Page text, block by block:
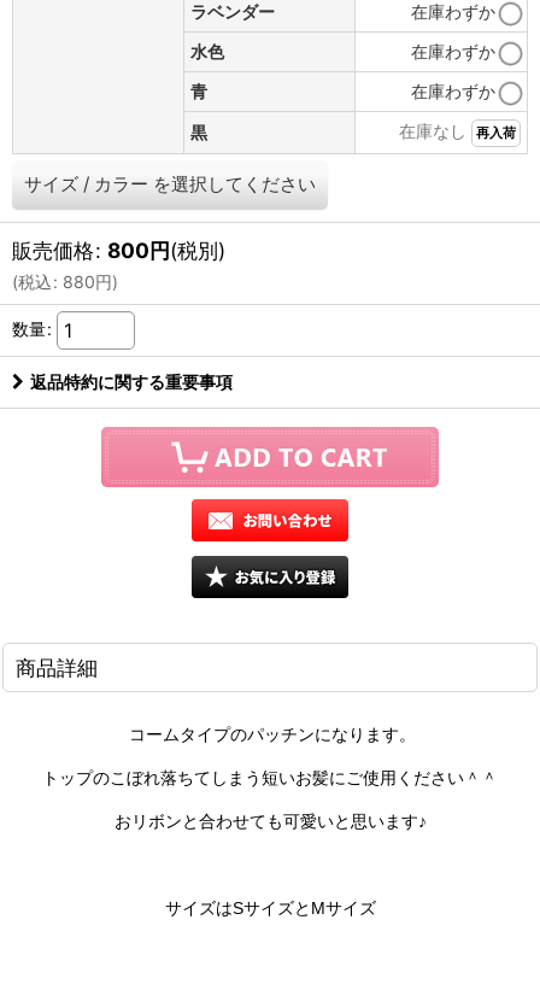
ラベンダー
在庫わずか
水色
在庫わずか
青
在庫わずか
黒
在庫なし 再入荷
サイズ / カラー を選択してください
販売価格: 800円(税別)
(税込: 880円)
数量:
返品特約に関する重要事項
商品詳細
コームタイプのパッチンになります。
トップのこぼれ落ちてしまう短いお髪にご使用ください＾＾
おリボンと合わせても可愛いと思います♪
サイズはSサイズとMサイズ